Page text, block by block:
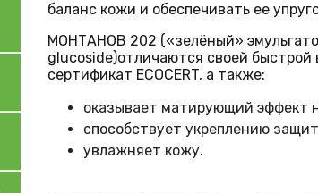
баланс кожи и обеспечивать ее
МОНТАНОВ 202 («зелёный»
glucoside)отличаются своей
сертификат ECOCERT, а также:
оказывает матирующий эффект
способствует укреплению
увлажняет кожу.